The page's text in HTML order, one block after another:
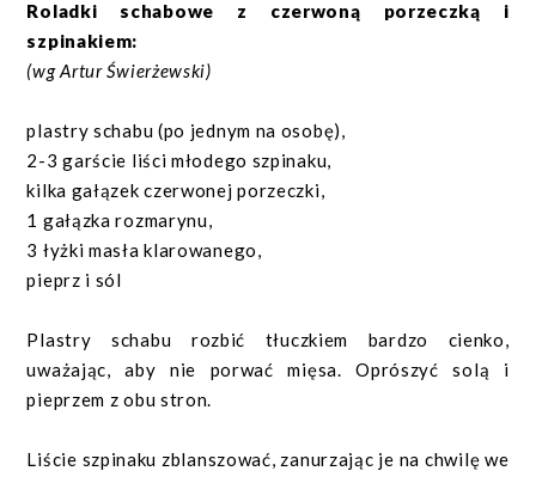
Roladki schabowe z czerwoną porzeczką i
szpinakiem:
(wg Artur Świerżewski)
plastry schabu (po jednym na osobę),
2-3 garście liści młodego szpinaku,
kilka gałązek czerwonej porzeczki,
1 gałązka rozmarynu,
3 łyżki masła klarowanego,
pieprz i sól
Plastry schabu rozbić tłuczkiem bardzo cienko,
uważając, aby nie porwać mięsa. Oprószyć solą i
pieprzem z obu stron.
Liście szpinaku zblanszować, zanurzając je na chwilę we